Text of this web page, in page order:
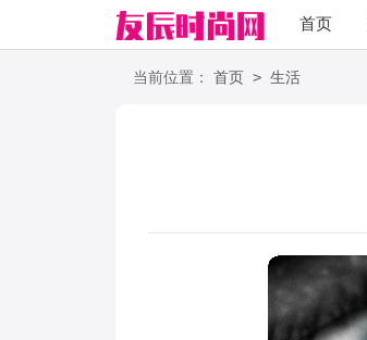
首页
职场
当前位置： 首页 > 生活